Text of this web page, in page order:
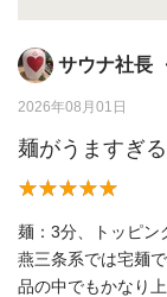
サウナ社長
2026年08月01日
麺がうますぎる
麺：3分、トッピン
燕三条系では宅麺
品の中でもかなり